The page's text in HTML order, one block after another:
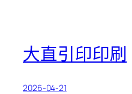
大直引印印刷
2026-04-21